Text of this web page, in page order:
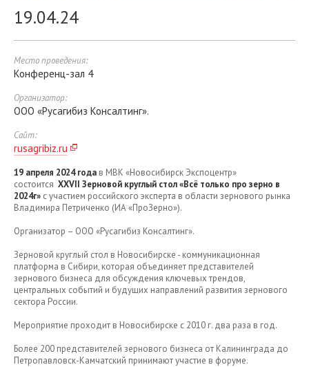
19.04.24
Место проведения:
Конференц-зал 4
Организатор:
ООО «Русагибиз Консалтинг».
Сайт:
rusagribiz.ru
19 апреля 2024 года в МВК «Новосибирск Экспоцентр»
состоится XXVII Зерновой круглый стол «Всё только про зерно в
2024г» с участием российского эксперта в области зернового рынка
Владимира Петриченко (ИА «ПроЗерно»).
Организатор – ООО «Русагибиз Консалтинг».
Зерновой круглый стол в Новосибирске - коммуникационная
платформа в Сибири, которая объединяет представителей
зернового бизнеса для обсуждения ключевых трендов,
центральных событий и будущих направлений развития зернового
сектора России.
Мероприятие проходит в Новосибирске с 2010 г. два раза в год.
Более 200 представителей зернового бизнеса от Калининграда до
Петропавловск-Камчатский принимают участие в форуме.